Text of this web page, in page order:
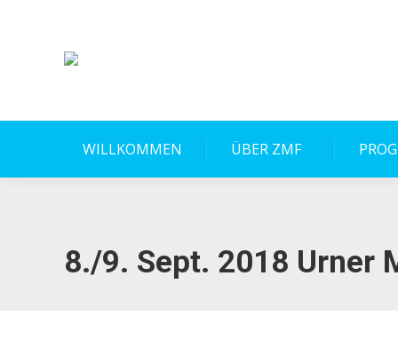
WILLKOMMEN ÜBER ZMF
8./9. Sept. 2018 Urner